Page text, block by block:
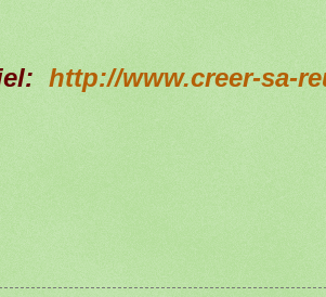
http://www.creer-sa-